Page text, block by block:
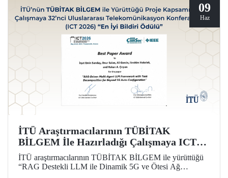
09
Haz
İTÜ Araştırmacılarının TÜBİTAK
BİLGEM İle Hazırladığı Çalışmaya ICT
2026’da En İyi Bildiri Ödülü
İTÜ araştırmacılarının TÜBİTAK BİLGEM ile yürüttüğü
“RAG Destekli LLM ile Dinamik 5G ve Ötesi Ağ